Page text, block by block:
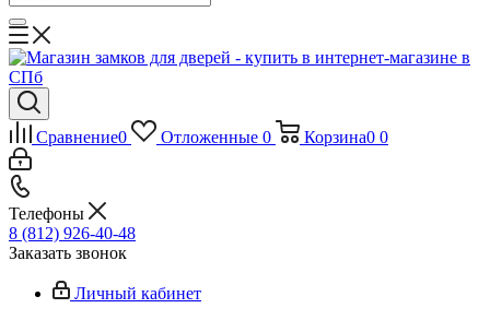
Сравнение0 Отложенные 0 Корзина0 0
Телефоны
8 (812) 926-40-48
Заказать звонок
Личный кабинет